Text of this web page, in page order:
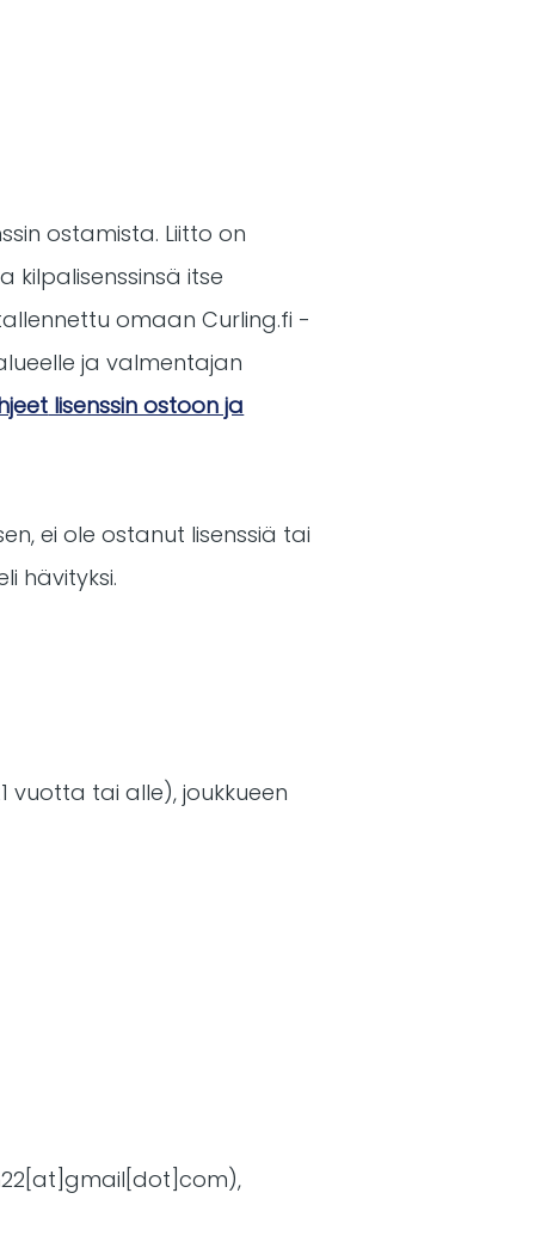
ostamista. Liitto on
kilpalisenssinsä itse
omaan Curling.fi -
ja valmentajan
lisenssin ostoon ja
ei ole ostanut lisenssiä tai
hävityksi.
vuotta tai alle), joukkueen
,